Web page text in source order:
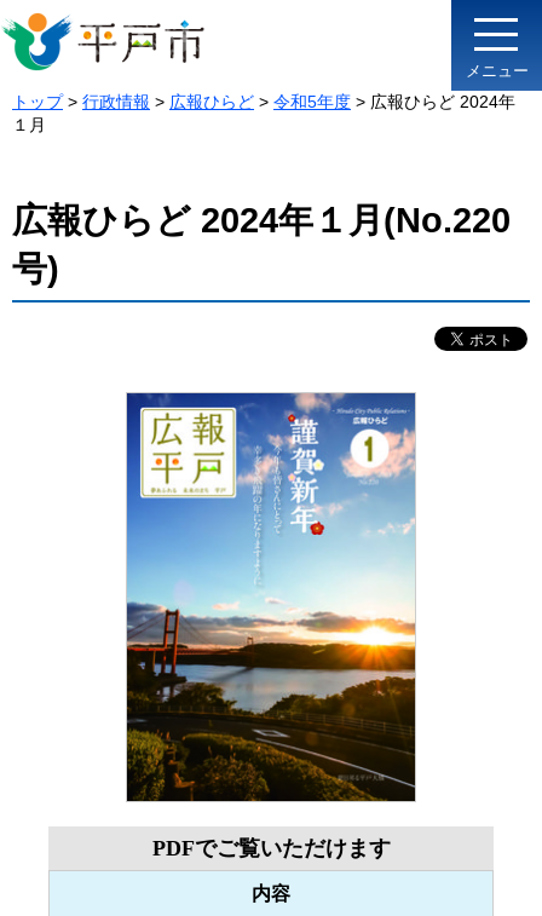
メニュー
トップ> 行政情報 > 広報ひらど > 令和5年度 > 広報ひらど 2024年
１月
広報ひらど 2024年１月(No.220
号)
PDFでご覧いただけます
内容